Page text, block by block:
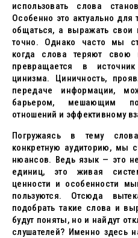
использовать слова
Особенно это актуально для
общаться, а выражать
точно. Однако часто мы
когда слова теряют свою
превращается в
цинизма. Циничность,
передаче информации,
барьером, мешающим
отношений и эффективному
Погружаясь в тему
конкретную аудиторию, мы
нюансов. Ведь язык — это
единиц, это живая
ценности и особенности
пользуются. Отсюда
подобрать такие слова и
будут поняты, но и найдут
слушателей? Именно здесь